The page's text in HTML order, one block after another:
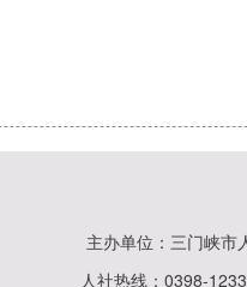
主办单位：三门峡
人社热线：0398-